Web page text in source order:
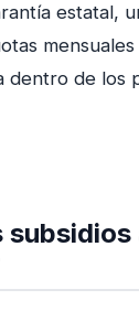
estatal,
dentro de los